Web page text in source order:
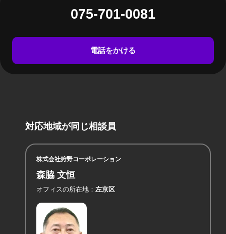
075-701-0081
電話をかける
対応地域が同じ相談員
株式会社狩野コーポレーション
森脇 文恒
オフィスの所在地 左京区